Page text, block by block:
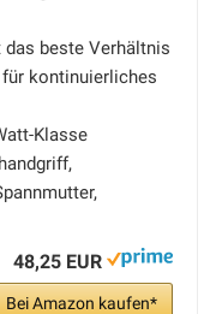
beste Verhältnis
kontinuierliches
Klasse
48,25 EUR
Bei Amazon kaufen*